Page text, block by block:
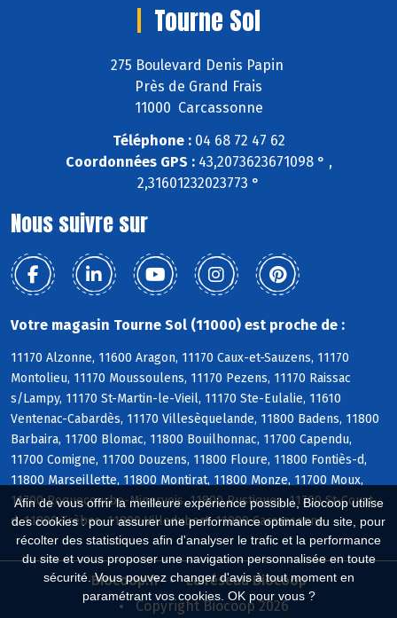
Afin de vous offrir la meilleure expérience possible, Biocoop utilise
des cookies : pour assurer une performance optimale du site, pour
récolter des statistiques afin d'analyser le trafic et la performance
du site et vous proposer une navigation personnalisée en toute
sécurité. Vous pouvez changer d'avis à tout moment en
paramétrant vos cookies. OK pour vous ?
Tourne Sol
275 Boulevard Denis Papin
Près de Grand Frais
11000 Carcassonne
Téléphone :04 68 72 47 62
Coordonnées GPS :43,2073623671098 ° ,
2,31601232023773 °
Nous suivre sur
Votre magasin Tourne Sol (11000) est proche de :
11170 Alzonne, 11600 Aragon, 11170 Caux-et-Sauzens, 11170
Montolieu, 11170 Moussoulens, 11170 Pezens, 11170 Raissac
s/Lampy, 11170 St-Martin-le-Vieil, 11170 Ste-Eulalie, 11610
Ventenac-Cabardès, 11170 Villesèquelande, 11800 Badens, 11800
Barbaira, 11700 Blomac, 11800 Bouilhonnac, 11700 Capendu,
11700 Comigne, 11700 Douzens, 11800 Floure, 11800 Fontiès-d,
11800 Marseillette, 11800 Montirat, 11800 Monze, 11700 Moux,
11700 Roquecourbe-Minervois, 11800 Rustiques, 11700 St-Couat-
d, 11800 Trèbes, 11800 Villedubert, 11000 Carcassonne
Biocoop.fr
Le réseau Biocoop
Copyright Biocoop 2026